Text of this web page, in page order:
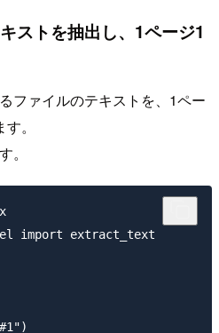
ストを抽出し、1ページ1
ファイルのテキストを、1ペー
。
。
import extract_text